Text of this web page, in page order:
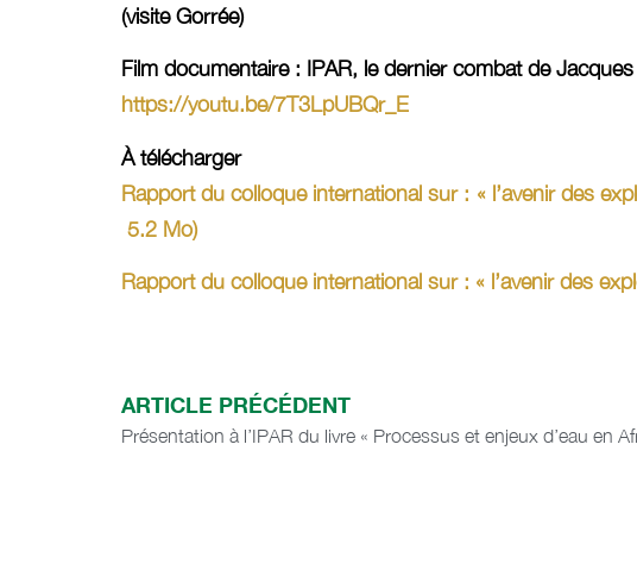
(visite Gorrée)
Film documentaire : IPAR, le dernier combat de Jacques
https://youtu.be/7T3LpUBQr_E
À télécharger
Rapport du colloque international sur : « l’avenir des
5.2 Mo)
Rapport du colloque international sur : « l’avenir des
ARTICLE PRÉCÉDENT